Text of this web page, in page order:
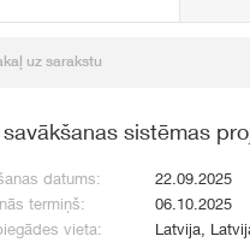
uz sarakstu
sistēmas
datums:
22.09.2025
termiņš:
06.10.2025
vieta:
Latvija,